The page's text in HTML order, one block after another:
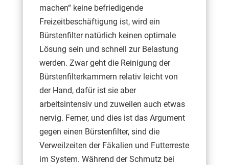
machen“ keine befriedigende
Freizeitbeschäftigung ist, wird ein
Bürstenfilter natürlich keinen optimale
Lösung sein und schnell zur Belastung
werden. Zwar geht die Reinigung der
Bürstenfilterkammern relativ leicht von
der Hand, dafür ist sie aber
arbeitsintensiv und zuweilen auch etwas
nervig. Ferner, und dies ist das Argument
gegen einen Bürstenfilter, sind die
Verweilzeiten der Fäkalien und Futterreste
im System. Während der Schmutz bei